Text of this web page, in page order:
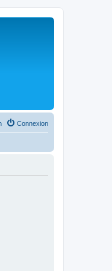
Connexion